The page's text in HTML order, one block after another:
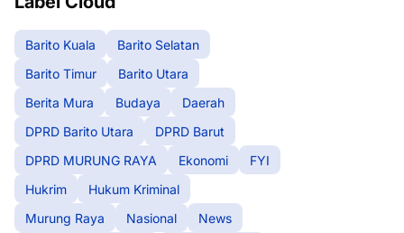
Barito Kuala
Barito Selatan
Barito Timur
Barito Utara
Berita Mura
Budaya
Daerah
DPRD Barito Utara
DPRD Barut
DPRD MURUNG RAYA
Ekonomi
FYI
Hukrim
Hukum Kriminal
Murung Raya
Nasional
News